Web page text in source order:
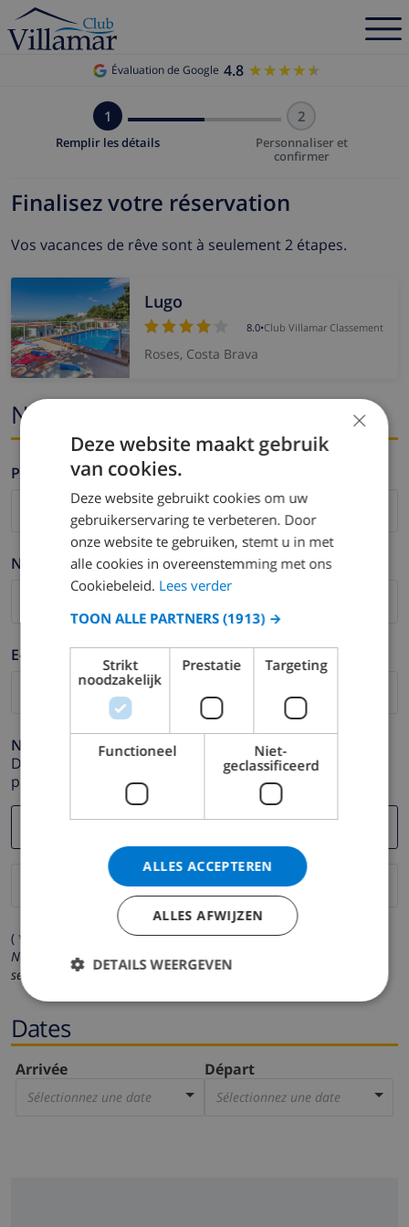
Évaluation de Google 4.8 ★★★★★
★★★★★
1
Remplir les détails
2
Personnaliser et
confirmer
Finalisez votre réservation
Vos vacances de rêve sont à seulement 2 étapes.
Lugo
8.0•Club Villamar Classement
Roses, Costa Brava
Nom et adresse e-mail
Prénom *
Nom de famille *
E-mail *
Numéro de téléphone *
Dans le cas où votre adresse e-mail ne fonctionnerait
pas correctement.
( * Les champs avec un astérisque sont obligatoires )
Nous respectons votre vie privée.Vos données personnelles ne
seront pas communiquées à des tiers.
Dates
Arrivée
Sélectionnez une date
Départ
Sélectionnez une date
×
Deze website maakt gebruik
van cookies.
Deze website gebruikt cookies om uw
gebruikerservaring te verbeteren. Door
onze website te gebruiken, stemt u in met
alle cookies in overeenstemming met ons
Cookiebeleid. Lees verder
TOON ALLE PARTNERS(1913) →
Strikt
noodzakelijk
Prestatie Targeting
Functioneel
Niet-
geclassificeerd
ALLES ACCEPTEREN
ALLES AFWIJZEN
DETAILS WEERGEVEN